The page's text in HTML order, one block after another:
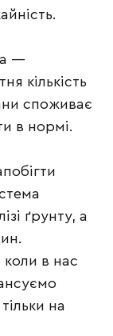
—
кількість
споживає
в нормі.
ґрунту, а
коли в нас
на